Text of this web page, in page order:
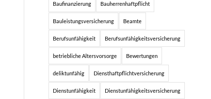
Baufinanzierung Bauherrenhaftpflicht
Bauleistungsversicherung Beamte
Berufsunfähigkeit Berufsunfähigkeitsversicherung
betriebliche Altersvorsorge Bewertungen
deliktunfähig Diensthaftpflichtversicherung
Dienstunfähigkeit Dienstunfähigkeitsversicherung